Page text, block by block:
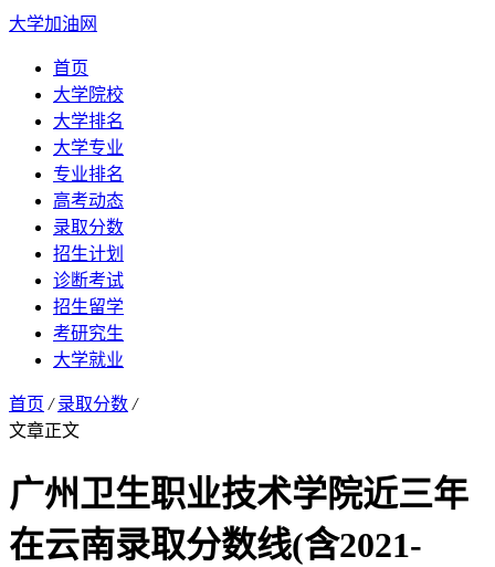
大学加油网
首页
大学院校
大学排名
大学专业
专业排名
高考动态
录取分数
招生计划
诊断考试
招生留学
考研究生
大学就业
首页 / 录取分数 /
文章正文
广州卫生职业技术学院近三年
在云南录取分数线(含2021-